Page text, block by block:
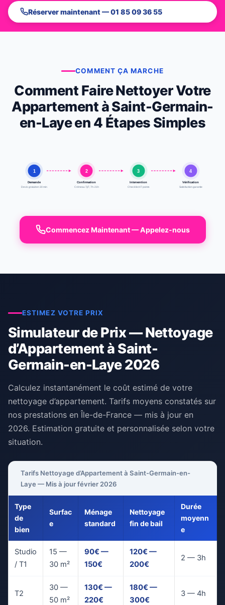
Réserver maintenant — 01 85 09 36 55
COMMENT ÇA MARCHE
Comment Faire Nettoyer Votre
Appartement à Saint-Germain-
en-Laye en 4 Étapes Simples
1
Demande
Devis gratuit en 30 min
2
Confirmation
Créneau 7j/7, 7h-21h
3
Intervention
Checklist 47 points
4
Vérification
Satisfaction garantie
Commencez Maintenant — Appelez-nous
ESTIMEZ VOTRE PRIX
Simulateur de Prix — Nettoyage
d’Appartement à Saint-
Germain-en-Laye 2026
Calculez instantanément le coût estimé de votre
nettoyage d’appartement. Tarifs moyens constatés sur
nos prestations en Île-de-France — mis à jour en
2026. Estimation gratuite et personnalisée selon votre
situation.
Tarifs Nettoyage d’Appartement à Saint-Germain-en-
Laye — Mis à jour février 2026
Type
de
bien
Surfac
e
Ménage
standard
Nettoyage
fin de bail
Durée
moyenn
e
Studio
/ T1
15 —
30 m²
90€ —
150€
120€ —
200€
2 — 3h
T2
30 —
50 m²
130€ —
220€
180€ —
300€
3 — 4h